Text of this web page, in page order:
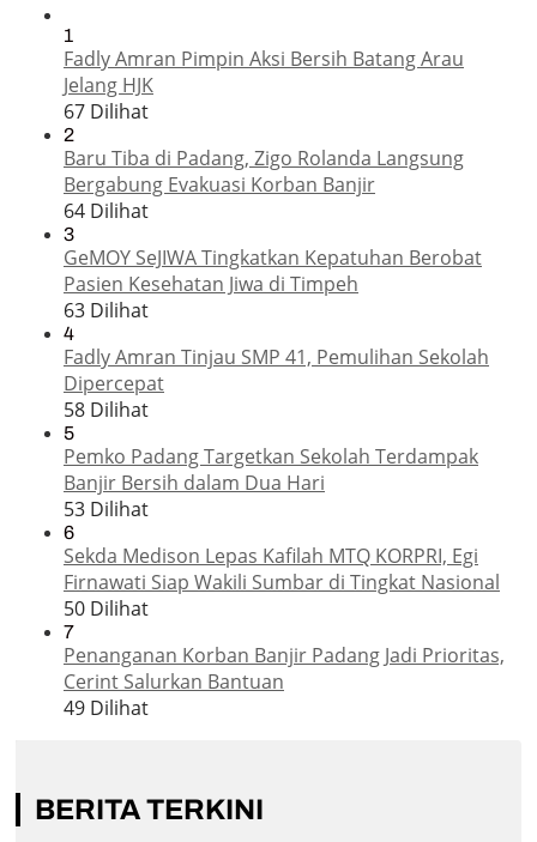
1
Fadly Amran Pimpin Aksi Bersih Batang Arau
Jelang HJK
67 Dilihat
2
Baru Tiba di Padang, Zigo Rolanda Langsung
Bergabung Evakuasi Korban Banjir
64 Dilihat
3
GeMOY SeJIWA Tingkatkan Kepatuhan Berobat
Pasien Kesehatan Jiwa di Timpeh
63 Dilihat
4
Fadly Amran Tinjau SMP 41, Pemulihan Sekolah
Dipercepat
58 Dilihat
5
Pemko Padang Targetkan Sekolah Terdampak
Banjir Bersih dalam Dua Hari
53 Dilihat
6
Sekda Medison Lepas Kafilah MTQ KORPRI, Egi
Firnawati Siap Wakili Sumbar di Tingkat Nasional
50 Dilihat
7
Penanganan Korban Banjir Padang Jadi Prioritas,
Cerint Salurkan Bantuan
49 Dilihat
BERITA TERKINI